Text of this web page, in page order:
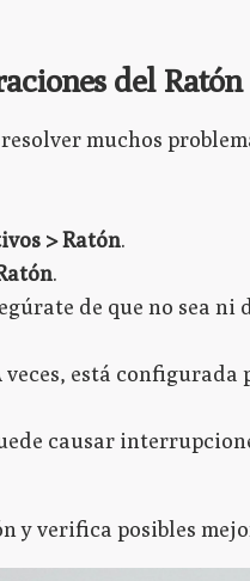
del Ratón
muchos
> Ratón.
.
de que no sea ni
veces, está configurada
causar
y verifica posibles